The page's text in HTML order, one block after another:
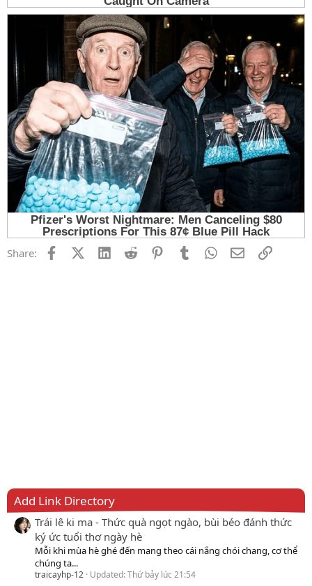
Share: FacebookX (Twitter)
LinkedInReddit PinterestTumblrWhatsApp
EmailLink
Add Link Directory
Trái lê ki ma - Thức quà ngọt ngào, bùi béo đánh thức
ký ức tuổi thơ ngày hè
Mỗi khi mùa hè ghé đến mang theo cái nắng chói chang, cơ thể
chúng ta...
traicayhp-12 Updated:Thứ bảy lúc 21:54